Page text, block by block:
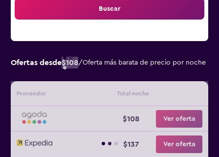
Buscar
Ofertas desde$108/Oferta más barata de precio por noche
Proveedor Total noche
$108 Ver oferta
$137 Ver oferta